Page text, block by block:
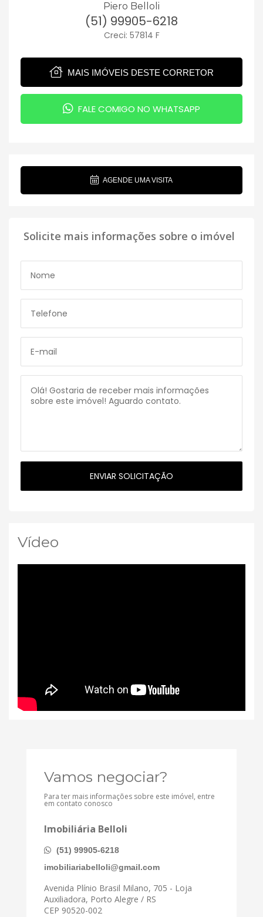
Piero Belloli
(51) 99905-6218
Creci: 57814 F
MAIS IMÓVEIS DESTE CORRETOR
FALE COMIGO NO WHATSAPP
AGENDE UMA VISITA
Solicite mais informações sobre o imóvel
Vídeo
Vamos negociar?
Para ter mais informações sobre este imóvel, entre
em contato conosco
Imobiliária Belloli
(51) 99905-6218
imobiliariabelloli@gmail.com
Avenida Plínio Brasil Milano, 705 - Loja
Auxiliadora, Porto Alegre / RS
CEP 90520-002